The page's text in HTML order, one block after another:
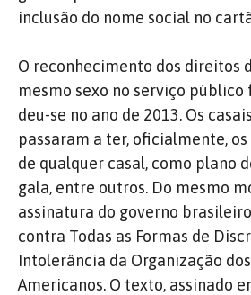
inclusão do nome social no
O reconhecimento dos direitos
mesmo sexo no serviço
deu-se no ano de 2013. Os
passaram a ter, oficialmente,
de qualquer casal, como plano
gala, entre outros. Do mesmo
assinatura do governo
contra Todas as Formas de
Intolerância da Organização
Americanos. O texto, assinado